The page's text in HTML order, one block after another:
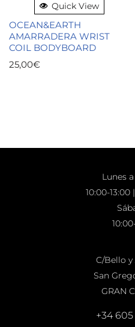
Quick View
OCEAN&EARTH
AMARRADERA WRIST
COIL BODYBOARD
25,00€
Lunes
10:00-13:00
C/Bello y
San
GRAN
+34